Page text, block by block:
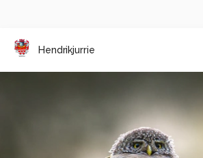
Hendrikjurrie